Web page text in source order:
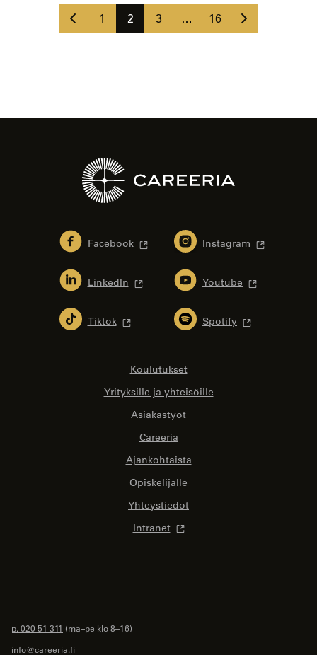
Edellinen
Sivu
1 Sivu
2 Sivu
3 … Sivu
16
Seuraava
sivu
Facebook Instagram
LinkedIn Youtube
Tiktok Spotify
Koulutukset
Yrityksille ja yhteisöille
Asiakastyöt
Careeria
Ajankohtaista
Opiskelijalle
Yhteystiedot
Intranet
p. 020 51 311 (ma–pe klo 8–16)
info@careeria.fi